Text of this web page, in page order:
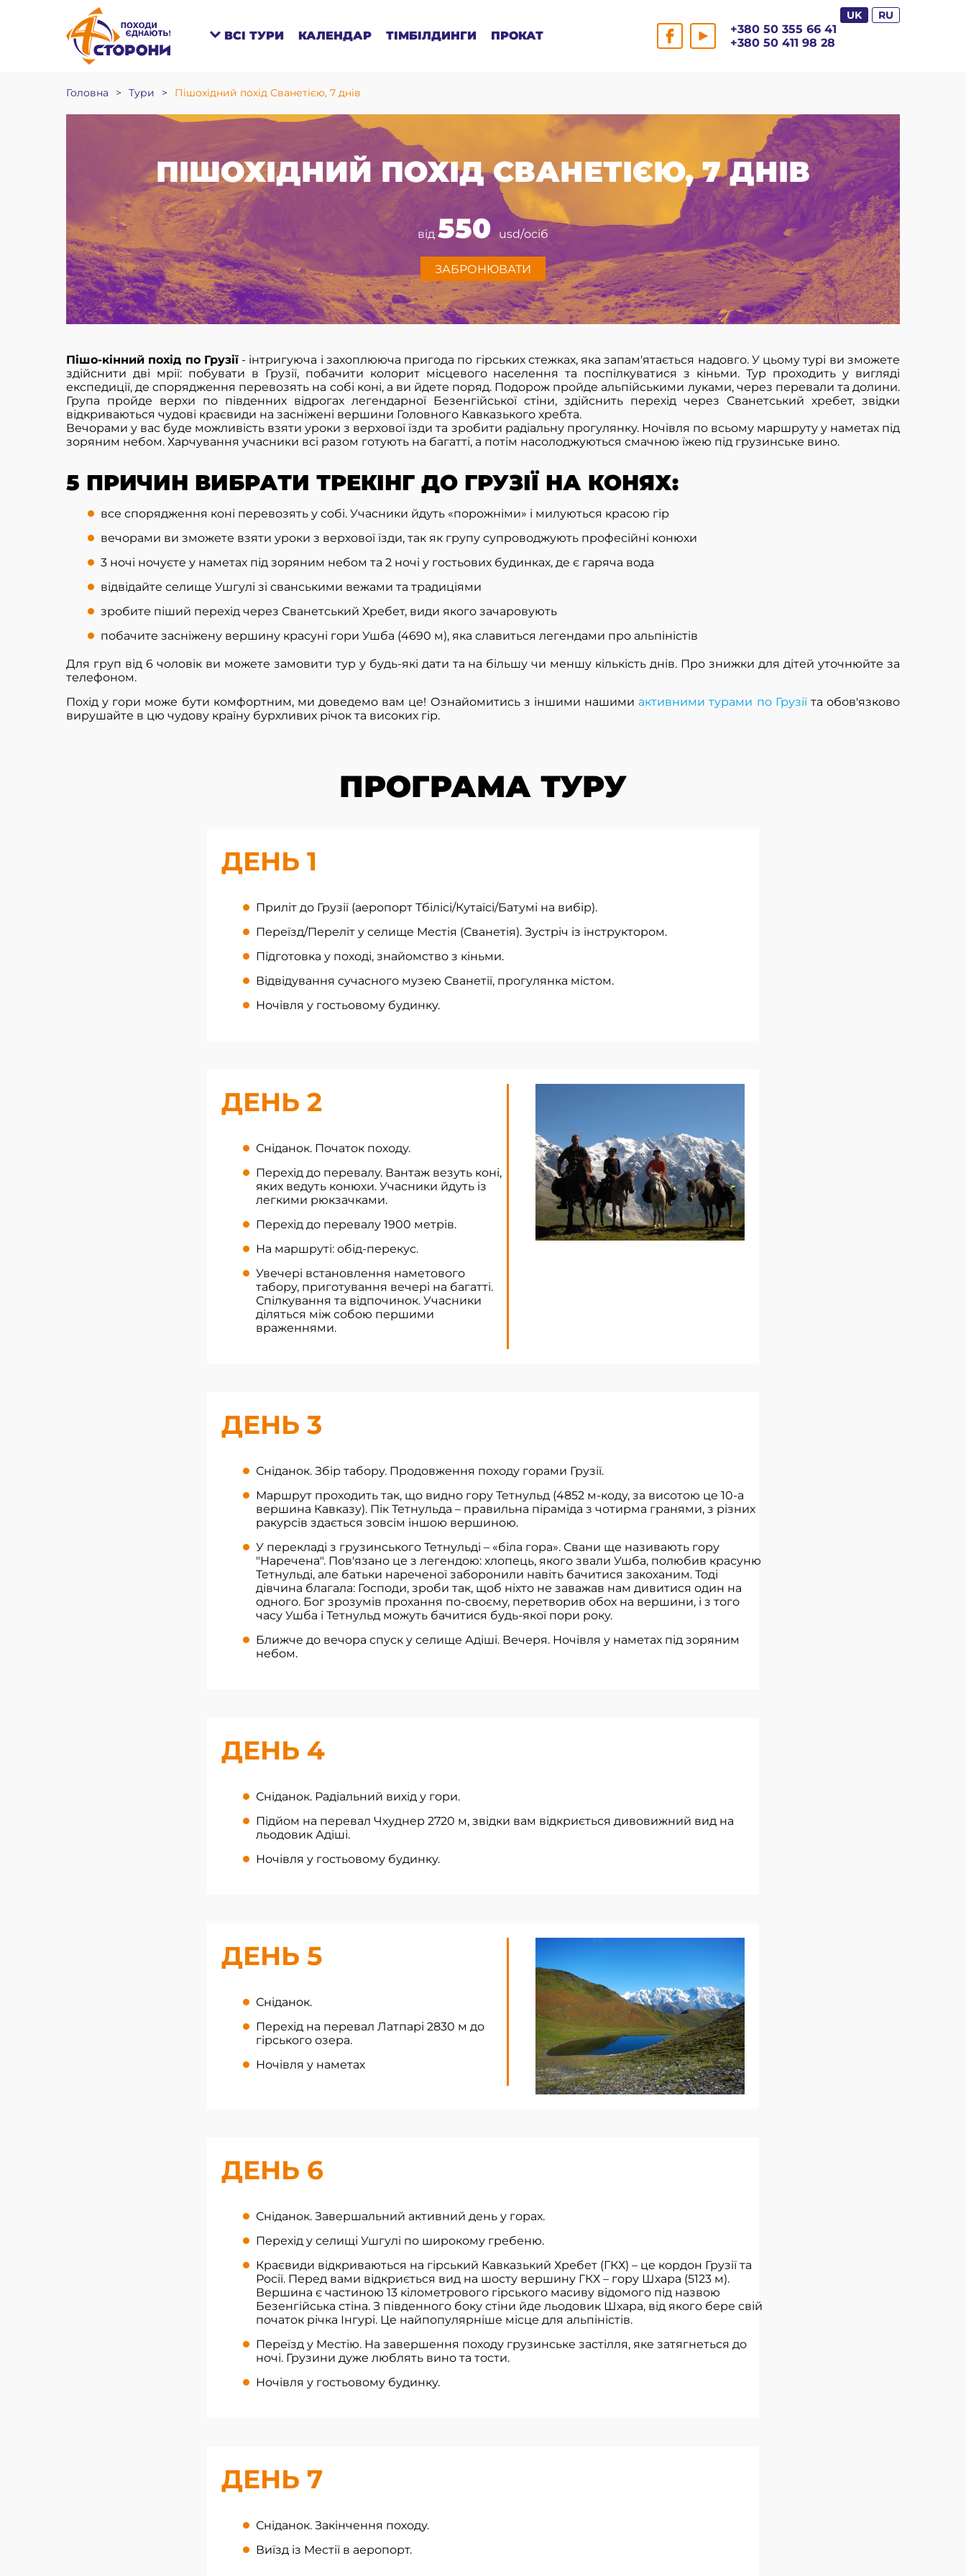
ВСІ ТУРИ КАЛЕНДАР ТІМБІЛДИНГИ ПРОКАТ
UK RU
+380 50 355 66 41
+380 50 411 98 28
Головна > Тури > Пішохідний похід Сванетією, 7 днів
ПІШОХІДНИЙ ПОХІД СВАНЕТІЄЮ, 7 ДНІВ
від 550 usd/осіб
ЗАБРОНЮВАТИ
Пішо-кінний похід по Грузії- інтригуюча і захоплююча пригода по гірських стежках, яка запам'ятається надовго. У цьому турі ви зможете
здійснити дві мрії: побувати в Грузії, побачити колорит місцевого населення та поспілкуватися з кіньми. Тур проходить у вигляді
експедиції, де спорядження перевозять на собі коні, а ви йдете поряд. Подорож пройде альпійськими луками, через перевали та долини.
Група пройде верхи по південних відрогах легендарної Безенгійської стіни, здійснить перехід через Сванетський хребет, звідки
відкриваються чудові краєвиди на засніжені вершини Головного Кавказького хребта.
Вечорами у вас буде можливість взяти уроки з верхової їзди та зробити радіальну прогулянку. Ночівля по всьому маршруту у наметах під
зоряним небом. Харчування учасники всі разом готують на багатті, а потім насолоджуються смачною їжею під грузинське вино.
5 ПРИЧИН ВИБРАТИ ТРЕКІНГ ДО ГРУЗІЇ НА КОНЯХ:
все спорядження коні перевозять у собі. Учасники йдуть «порожніми» і милуються красою гір
вечорами ви зможете взяти уроки з верхової їзди, так як групу супроводжують професійні конюхи
3 ночі ночуєте у наметах під зоряним небом та 2 ночі у гостьових будинках, де є гаряча вода
відвідайте селище Ушгулі зі сванськими вежами та традиціями
зробите піший перехід через Сванетський Хребет, види якого зачаровують
побачите засніжену вершину красуні гори Ушба (4690 м), яка славиться легендами про альпіністів
Для груп від 6 чоловік ви можете замовити тур у будь-які дати та на більшу чи меншу кількість днів. Про знижки для дітей уточнюйте за
телефоном.
Похід у гори може бути комфортним, ми доведемо вам це! Ознайомитись з іншими нашимиактивними турами по Грузіїта обов'язково
вирушайте в цю чудову країну бурхливих річок та високих гір.
ПРОГРАМА ТУРУ
ДЕНЬ 1
Приліт до Грузії (аеропорт Тбілісі/Кутаїсі/Батумі на вибір).
Переїзд/Переліт у селище Местія (Сванетія). Зустріч із інструктором.
Підготовка у поході, знайомство з кіньми.
Відвідування сучасного музею Сванетії, прогулянка містом.
Ночівля у гостьовому будинку.
ДЕНЬ 2
Сніданок. Початок походу.
Перехід до перевалу. Вантаж везуть коні,
яких ведуть конюхи. Учасники йдуть із
легкими рюкзачками.
Перехід до перевалу 1900 метрів.
На маршруті: обід-перекус.
Увечері встановлення наметового
табору, приготування вечері на багатті.
Спілкування та відпочинок. Учасники
діляться між собою першими
враженнями.
ДЕНЬ 3
Сніданок. Збір табору. Продовження походу горами Грузії.
Маршрут проходить так, що видно гору Тетнульд (4852 м-коду, за висотою це 10-а
вершина Кавказу). Пік Тетнульда – правильна піраміда з чотирма гранями, з різних
ракурсів здається зовсім іншою вершиною.
У перекладі з грузинського Тетнульді – «біла гора». Свани ще називають гору
"Наречена". Пов'язано це з легендою: хлопець, якого звали Ушба, полюбив красуню
Тетнульді, але батьки нареченої заборонили навіть бачитися закоханим. Тоді
дівчина благала: Господи, зроби так, щоб ніхто не заважав нам дивитися один на
одного. Бог зрозумів прохання по-своєму, перетворив обох на вершини, і з того
часу Ушба і Тетнульд можуть бачитися будь-якої пори року.
Ближче до вечора спуск у селище Адіші. Вечеря. Ночівля у наметах під зоряним
небом.
ДЕНЬ 4
Сніданок. Радіальний вихід у гори.
Підйом на перевал Чхуднер 2720 м, звідки вам відкриється дивовижний вид на
льодовик Адіші.
Ночівля у гостьовому будинку.
ДЕНЬ 5
Сніданок.
Перехід на перевал Латпарі 2830 м до
гірського озера.
Ночівля у наметах
ДЕНЬ 6
Сніданок. Завершальний активний день у горах.
Перехід у селищі Ушгулі по широкому гребеню.
Краєвиди відкриваються на гірський Кавказький Хребет (ГКХ) – це кордон Грузії та
Росії. Перед вами відкриється вид на шосту вершину ГКХ – гору Шхара (5123 м).
Вершина є частиною 13 кілометрового гірського масиву відомого під назвою
Безенгійська стіна. З південного боку стіни йде льодовик Шхара, від якого бере свій
початок річка Інгурі. Це найпопулярніше місце для альпіністів.
Переїзд у Местію. На завершення походу грузинське застілля, яке затягнеться до
ночі. Грузини дуже люблять вино та тости.
Ночівля у гостьовому будинку.
ДЕНЬ 7
Сніданок. Закінчення походу.
Виїзд із Местії в аеропорт.